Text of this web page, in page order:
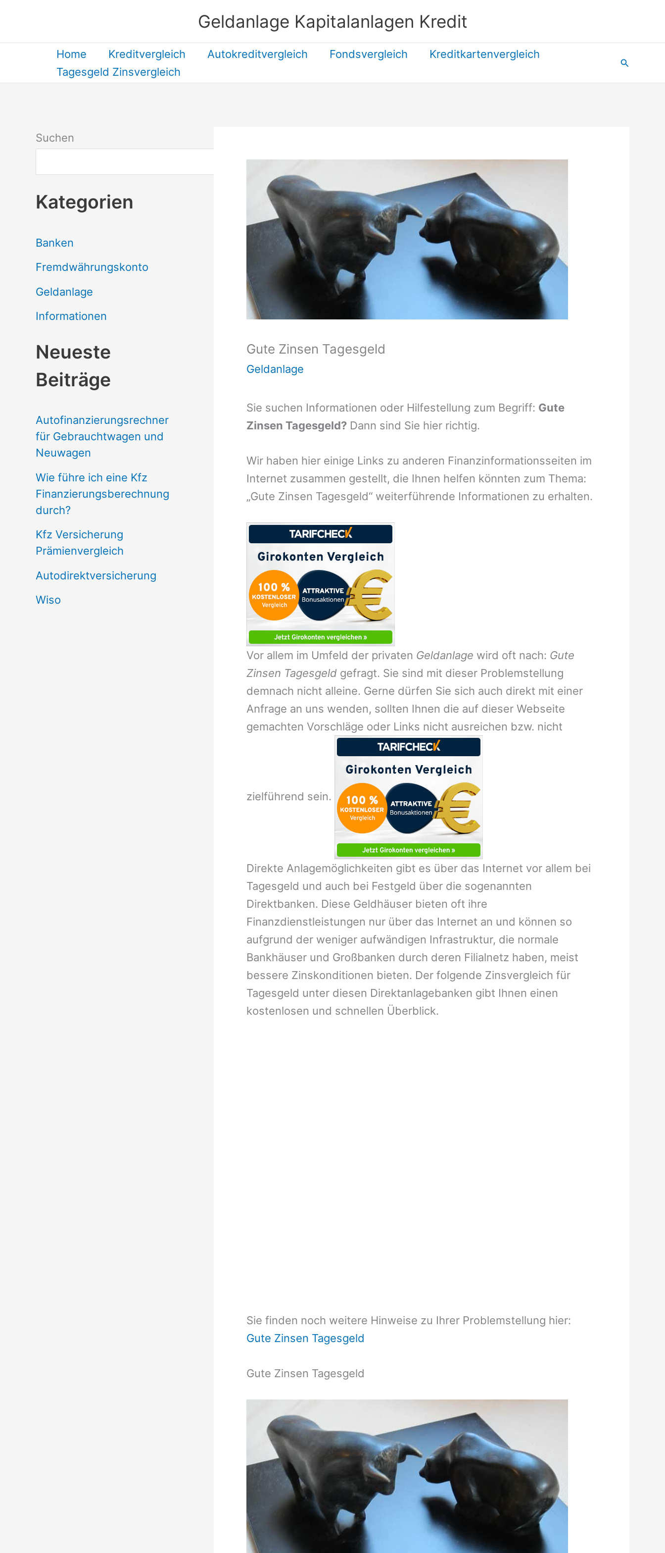
springen
Geldanlage Kapitalanlagen Kredit
Home Kreditvergleich Autokreditvergleich Fondsvergleich
Kreditkartenvergleich
Tagesgeld Zinsvergleich
Suchen
Suchen
Suchen
Kategorien
Banken
Fremdwährungskonto
Geldanlage
Informationen
Neueste
Beiträge
Autofinanzierungsrechner
für Gebrauchtwagen und
Neuwagen
Wie führe ich eine Kfz
Finanzierungsberechnung
durch?
Kfz Versicherung
Prämienvergleich
Autodirektversicherung
Wiso
Gute Zinsen Tagesgeld
Geldanlage
Sie suchen Informationen oder Hilfestellung zum Begriff: Gute
Zinsen Tagesgeld? Dann sind Sie hier richtig.
Wir haben hier einige Links zu anderen Finanzinformationsseiten im
Internet zusammen gestellt, die Ihnen helfen könnten zum Thema:
„Gute Zinsen Tagesgeld“ weiterführende Informationen zu erhalten.
Vor allem im Umfeld der privaten Geldanlage wird oft nach: Gute
Zinsen Tagesgeld gefragt. Sie sind mit dieser Problemstellung
demnach nicht alleine. Gerne dürfen Sie sich auch direkt mit einer
Anfrage an uns wenden, sollten Ihnen die auf dieser Webseite
gemachten Vorschläge oder Links nicht ausreichen bzw. nicht
zielführend sein.
Direkte Anlagemöglichkeiten gibt es über das Internet vor allem bei
Tagesgeld und auch bei Festgeld über die sogenannten
Direktbanken. Diese Geldhäuser bieten oft ihre
Finanzdienstleistungen nur über das Internet an und können so
aufgrund der weniger aufwändigen Infrastruktur, die normale
Bankhäuser und Großbanken durch deren Filialnetz haben, meist
bessere Zinskonditionen bieten. Der folgende Zinsvergleich für
Tagesgeld unter diesen Direktanlagebanken gibt Ihnen einen
kostenlosen und schnellen Überblick.
Sie finden noch weitere Hinweise zu Ihrer Problemstellung hier:
Gute Zinsen Tagesgeld
Gute Zinsen Tagesgeld